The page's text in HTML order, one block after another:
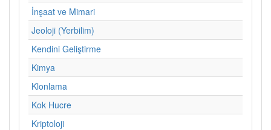
İnşaat ve Mimari
Jeoloji (Yerbilim)
Kendini Geliştirme
Kimya
Klonlama
Kok Hucre
Kriptoloji